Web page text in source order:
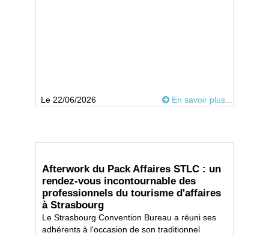
Le 22/06/2026 En savoir plus...
Afterwork du Pack Affaires STLC : un
rendez-vous incontournable des
professionnels du tourisme d'affaires
à Strasbourg
Le Strasbourg Convention Bureau a réuni ses
adhérents à l'occasion de son traditionnel